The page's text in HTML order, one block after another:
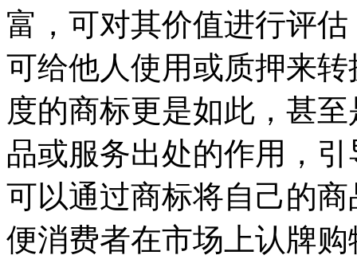
富，可对其价值进行评
可给他人使用或质押来
度的商标更是如此，甚
品或服务出处的作用，
可以通过商标将自己的
便消费者在市场上认牌